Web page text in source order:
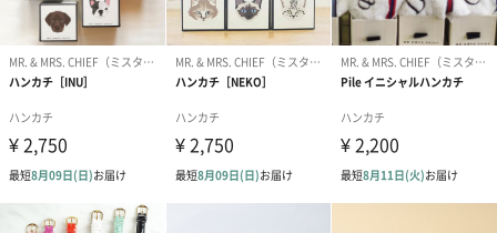
ベビーピンク
レッド
チャコールグレー